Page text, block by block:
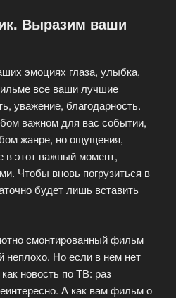
Выразим ваши
эмоциях глаза, улыбка,
все ваши лучшие
уважение, благодарность.
важном для вас событии,
жанре, но ощущения,
в этот важный момент,
Чтобы вновь погрузиться в
будет лишь вставить
смонтированный фильм
неплохо. Но если в нем нет
новость по ТВ: раз
А как вам фильм о